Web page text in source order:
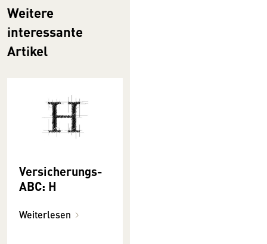
Weitere
interessante
Artikel
Versicherungs-
ABC: H
Weiterlesen